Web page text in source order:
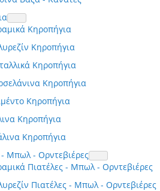
Κηροπήγια
Κηροπήγια
Κηροπήγια
Κηροπήγια
Κηροπήγια
Κηροπήγια
Κηροπήγια
- Μπωλ - Ορντεβιέρες
Πιατέλες - Μπωλ - Ορντεβιέρες
Πιατέλες - Μπωλ - Ορντεβιέρες